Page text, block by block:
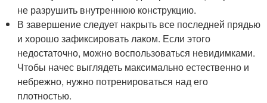
не разрушить внутреннюю конструкцию.
В завершение следует накрыть все последней прядью
и хорошо зафиксировать лаком. Если этого
недостаточно, можно воспользоваться невидимками.
Чтобы начес выглядеть максимально естественно и
небрежно, нужно потренироваться над его
плотностью.